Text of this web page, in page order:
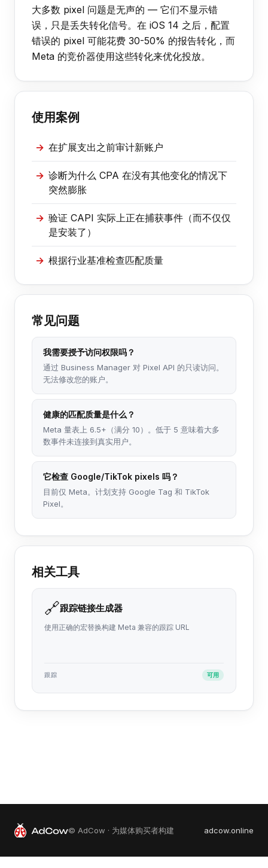
大多数 pixel 问题是无声的 — 它们不显示错
误，只是丢失转化信号。在 iOS 14 之后，配置
错误的 pixel 可能花费 30-50% 的报告转化，而
Meta 的竞价器使用这些转化来优化投放。
使用案例
在扩展支出之前审计新账户
诊断为什么 CPA 在没有其他变化的情况下
突然膨胀
验证 CAPI 实际上正在捕获事件（而不仅仅
是安装了）
根据行业基准检查匹配质量
常见问题
我需要授予访问权限吗？
通过 Business Manager 对 Pixel API 的只读访问。
无法修改您的账户。
健康的匹配质量是什么？
Meta 量表上 6.5+（满分 10）。低于 5 意味着大多
数事件未连接到真实用户。
它检查 Google/TikTok pixels 吗？
目前仅 Meta。计划支持 Google Tag 和 TikTok
Pixel。
相关工具
🔗跟踪链接生成器
使用正确的宏替换构建 Meta 兼容的跟踪 URL
跟踪 可用
© AdCow · 为媒体购买者构建 adcow.online